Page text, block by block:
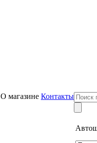
О магазине Контакты